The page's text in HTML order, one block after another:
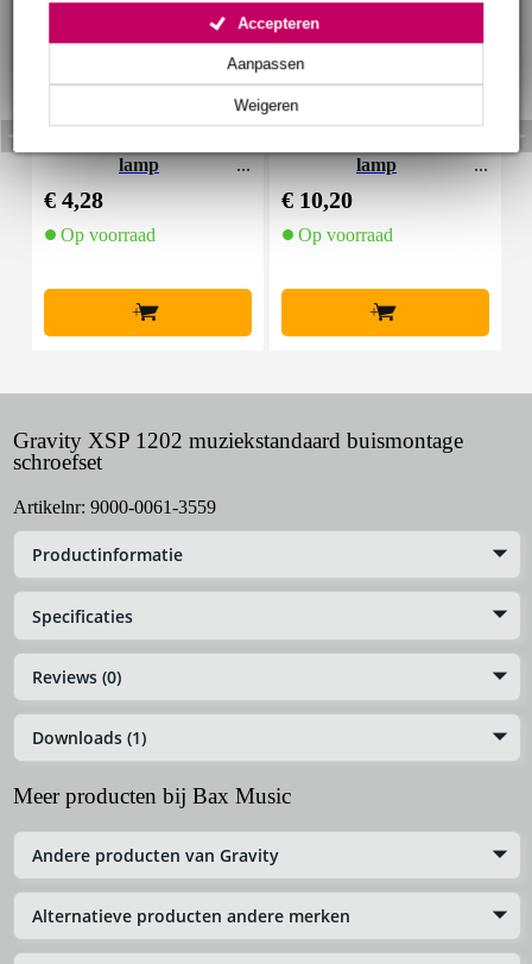
Weigeren
Aanpassen
Accepteren
lamp
€ 4,28
Op voorraad
+
lamp
€ 10,20
Op voorraad
+
Gravity XSP 1202 muziekstandaard buismontage
schroefset
Artikelnr: 9000-0061-3559
Productinformatie
Specificaties
Reviews (0)
Downloads (1)
Meer producten bij Bax Music
Andere producten van Gravity
Alternatieve producten andere merken